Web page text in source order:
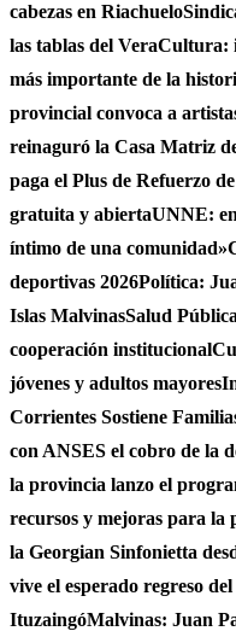
cabezas en Riachuelo
las tablas del VeraCultura:
más importante de la
provincial convoca a
reinaguró la Casa Matriz
paga el Plus de Refuerzo
gratuita y abiertaUNNE:
íntimo de una comunidad»
deportivas 2026Política:
Islas MalvinasSalud
cooperación institucional
jóvenes y adultos mayores
Corrientes Sostiene
con ANSES el cobro de la
la provincia lanzo el
recursos y mejoras para la
la Georgian Sinfonietta
vive el esperado regreso
ItuzaingóMalvinas: Juan